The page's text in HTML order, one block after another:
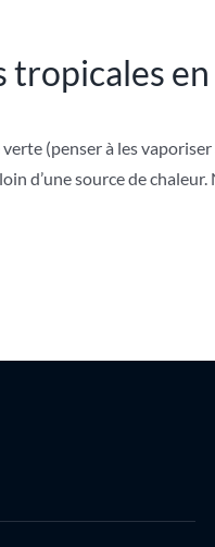
(penser à les
d’une source de